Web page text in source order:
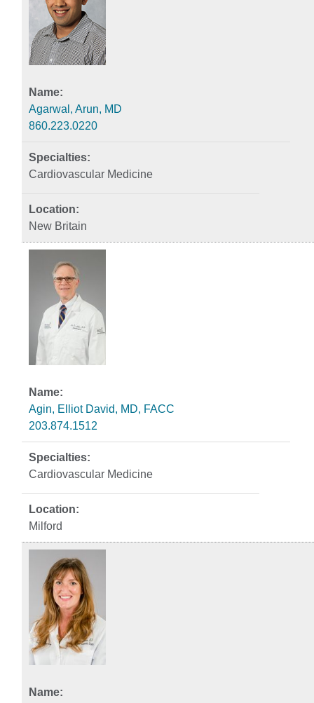
Agarwal, Arun, MD
860.223.0220
Cardiovascular Medicine
New Britain
Agin, Elliot David, MD, FACC
203.874.1512
Cardiovascular Medicine
Milford